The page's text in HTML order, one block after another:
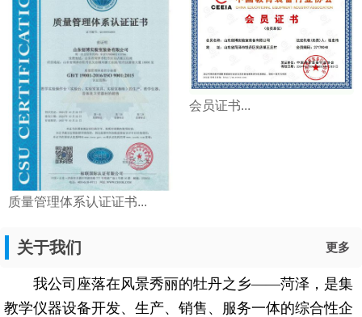
质量管理体系认证证书...
会员证书...
关于我们 更多
我公司座落在风景秀丽的牡丹之乡——菏泽，是集
教学仪器设备开发、生产、销售、服务一体的综合性企